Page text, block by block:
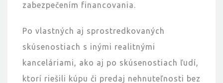
zabezpečením financovania.
Po vlastných aj sprostredkovaných
skúsenostiach s inými realitnými
kanceláriami, ako aj po skúsenostiach ľudí,
ktorí riešili kúpu či predaj nehnuteľnosti bez